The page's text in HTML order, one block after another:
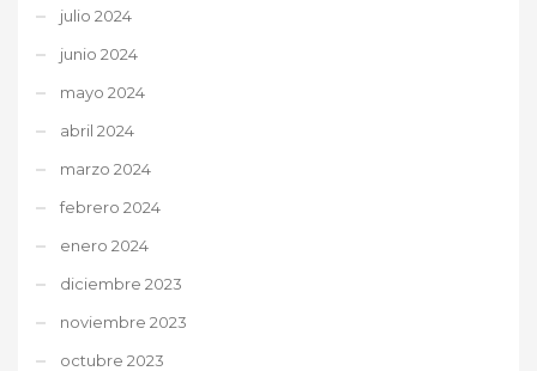
julio 2024
junio 2024
mayo 2024
abril 2024
marzo 2024
febrero 2024
enero 2024
diciembre 2023
noviembre 2023
octubre 2023